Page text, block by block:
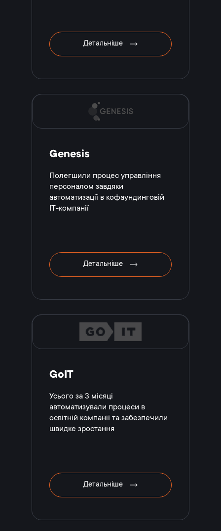
Детальніше
Genesis
Полегшили процес управління
персоналом завдяки
автоматизації в кофаундинговій
IT-компанії
Детальніше
GoIT
Усього за 3 місяці
автоматизували процеси в
освітній компанії та забезпечили
швидке зростання
Детальніше